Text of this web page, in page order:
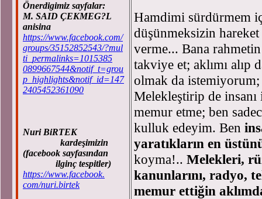
Önerdigimiz sayfalar:
M. SAID ÇEKMEG?L
anisina
https://www.facebook.com/
groups/35152852543/?mul
ti_permalinks=1015385
0899667544&notif_t=grou
p_highlights&notif_id=147
2405452361090
Nuri BiRTEK
kardeşimizin
(facebook sayfasından
ilginç tespitler)
https://www.facebook.
com/nuri.birtek
Hamdimi sürdürmem
düşünmeksizin
verme... Bana
takviye et; aklımı
olmak da
Melekleştirip de
memur etme; ben
kulluk edeyim. Ben
yaratıkların en
koyma!.. Melekleri,
kanunlarını, radyo,
memur ettiğin